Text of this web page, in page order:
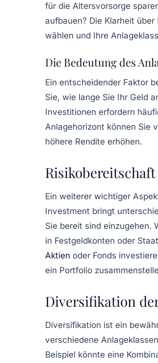
für die Altersvorsorge
aufbauen? Die Klarheit
wählen und Ihre
Die Bedeutung des
Ein entscheidender Faktor
Sie, wie lange Sie Ihr Geld
Investitionen erfordern
Anlagehorizont können Sie
höhere Rendite erhöhen.
Ein weiterer wichtiger
Investment bringt
Sie bereit sind einzugehen.
in Festgeldkonten oder
Aktien oder Fonds
ein Portfolio
Diversifikation
Diversifikation ist ein
verschiedene Anlageklassen
Beispiel könnte eine